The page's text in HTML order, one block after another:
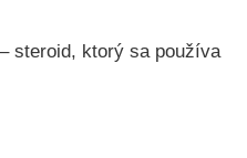
– steroid, ktorý sa používa